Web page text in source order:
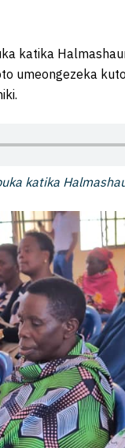
katika
umeongezeka
katika